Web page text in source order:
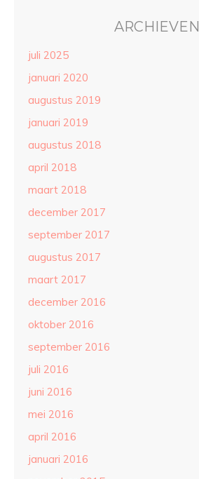
ARCHIEVEN
juli 2025
januari 2020
augustus 2019
januari 2019
augustus 2018
april 2018
maart 2018
december 2017
september 2017
augustus 2017
maart 2017
december 2016
oktober 2016
september 2016
juli 2016
juni 2016
mei 2016
april 2016
januari 2016